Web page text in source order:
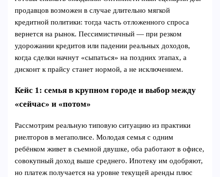
продавцов возможен в случае длительно мягкой
кредитной политики: тогда часть отложенного спроса
вернется на рынок. Пессимистичный — при резком
удорожании кредитов или падении реальных доходов,
когда сделки начнут «сыпаться» на поздних этапах, а
дисконт к прайсу станет нормой, а не исключением.
Кейс 1: семья в крупном городе и выбор между
«сейчас» и «потом»
Рассмотрим реальную типовую ситуацию из практики
риелторов в мегаполисе. Молодая семья с одним
ребёнком живет в съемной двушке, оба работают в офисе,
совокупный доход выше среднего. Ипотеку им одобряют,
но платеж получается на уровне текущей аренды плюс